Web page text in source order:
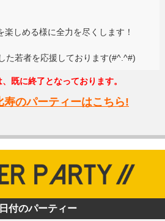
楽しめる様に全力を尽くします！
た若者を応援しております(#^.^#)
既に終了となっております。
寿のパーティーはこちら!
付のパーティー